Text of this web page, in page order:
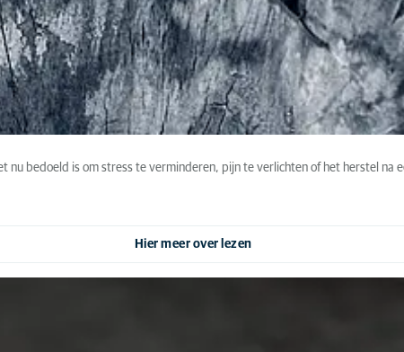
nu bedoeld is om stress te verminderen, pijn te verlichten of het herstel na
Hier meer over lezen